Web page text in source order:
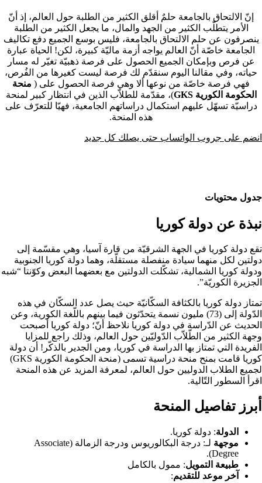
إنّ الالتحاق بالجامعة حلمٌ أقلق الكثير من الطلبة حول العالم، إذ أنّ
الأمر يتطلّب الكثير من الجهد والمال، ما يجعل الكثير من الطلبة
ينصرفون عن حلم الالتحاق بالجامعة، فليس بوسع الجميع دفع تكاليف
الجامعة خاصّة أنّ العالم يواجه أزمة ماليّة كبيرة، لكن! الحياة عبارة
عن فرص وبإمكان الجميع الحصول على فرصة ذهبيّة تغيّر له مسار
حياته، وفي مقالنا اليوم سنقدّم لك فرصة ليست كغيرها من الفُرص،
فهي فرصة خاصّة من نوعها ألا وهي فرصة الحصول على ( منحة
الحكومة الكورية GKS
)، مقدّمة للطلاّب الذين في انتظار كبير لمنحة
دراسيّة تسهّل عليهم استكمال دراساتهم الجامعية، فهيّا للتعرّف على
هذه المنحة.
انضم على جروب الواتساب حتى يصلك كل جديد
جدول محتويات
نبذة عن دولة كوريا
تقع دولة كوريا في الجهة الشرقيّة من قارة آسيا، وهي مقسّمة إلى
دولتين لكل منهما سيادة منفصلة مستقلّة، وهما دولة كوريا الجنوبية
ودولة كوريا الشمالية، تشكّلت الدولتين مع بعضهما البعض وكوّنتا “شبه
الجزيرة الكوريّة”.
تمتاز دولة كوريا بالكثافة السكّانيّة حيث يصل عدد السكّان في هذه
الدّولة إلى (73) مليون نسمة يتحدّثون فيما بينهم باللّغة الكورية، وعن
الحديث عن الدّراسة في دولة كوريا نلاحظ أنّ؛ دولة كوريا أصبحت
وجهة الكثير من الطّلاّب الدّوليّين حول العالم، وذلك راجع للمزايا
الفريدة التي تمتاز بها الدراسة في كوريا، ومن الجدير بالذكّر! أن دولة
كوريا قامت بمنح منحة دراسية تسمى (منحة الحكومة الكورية GKS)
لجميع الطلاب الدوليين حول العالم، لمعرفة المزيد عن هذه المنحة
اقرأ السطور التّالية.
أبرز تفاصيل المنحة
الدولة: دولة كوريا.
موجهة
لـ: درجة البكالوريوس ودرجة الزمالة (Associate
Degree).
طبيعة التمويل: ممول بالكامل
آخر موعد للتقديم: